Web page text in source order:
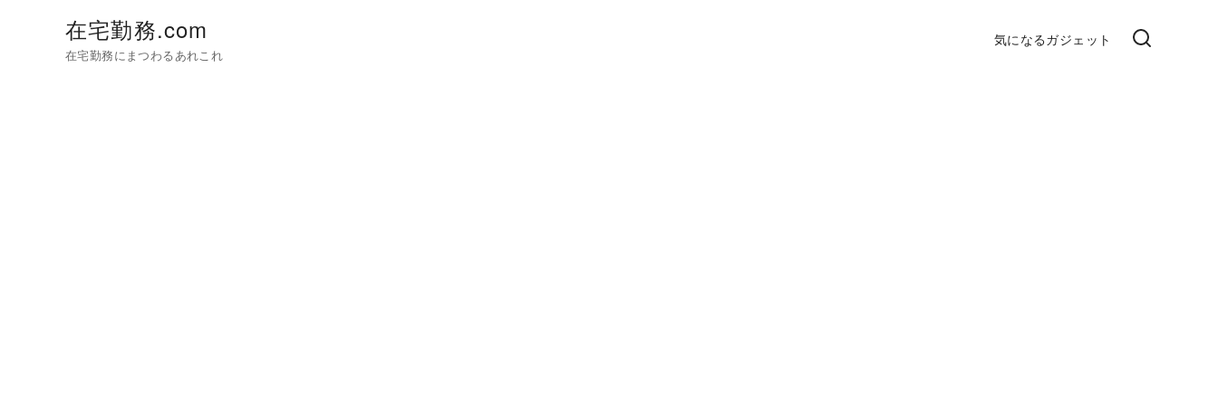
在宅勤務.com
在宅勤務にまつわるあれこれ
気になるガジェット